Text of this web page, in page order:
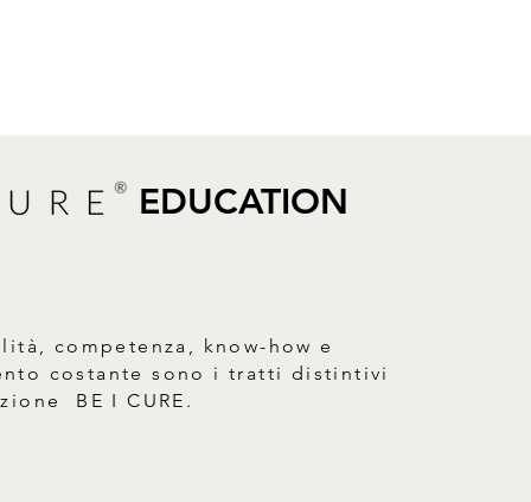
chloride, Lauryl glucoside, Sodium
Guar hydroxypropyltrimonium
Tocopheryl acetate, Lactic
EDUCATION
competenza, know-how e
costante sono i tratti distintivi
BE I CURE.